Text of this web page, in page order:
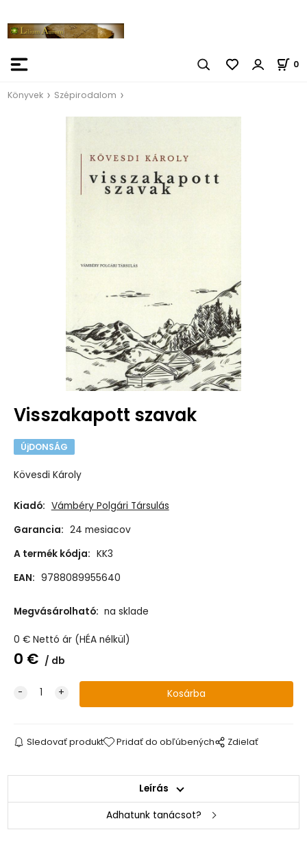
0
Könyvek Szépirodalom
Visszakapott szavak
ÚjDONSÁG
Kövesdi Károly
Kiadó: Vámbéry Polgári Társulás
Garancia: 24 mesiacov
A termék kódja: KK3
EAN: 9788089955640
Megvásárolható: na sklade
0 € Nettó ár (HÉA nélkül)
0 € db
Sledovať produkt Pridať do obľúbených Zdielať
Leírás
Adhatunk tanácsot?